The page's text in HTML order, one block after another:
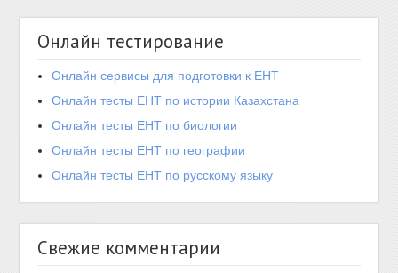
Онлайн тестирование
Онлайн сервисы для подготовки к ЕНТ
Онлайн тесты ЕНТ по истории Казахстана
Онлайн тесты ЕНТ по биологии
Онлайн тесты ЕНТ по географии
Онлайн тесты ЕНТ по русскому языку
Свежие комментарии